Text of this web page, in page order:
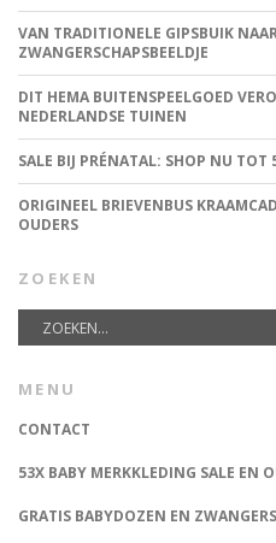
VAN TRADITIONELE GIPSBUIK
ZWANGERSCHAPSBEELDJE
DIT HEMA BUITENSPEELGOED
NEDERLANDSE TUINEN
SALE BIJ PRÉNATAL: SHOP NU TOT
ORIGINEEL BRIEVENBUS
OUDERS
ZOEKEN
MENU
CONTACT
53X BABY MERKKLEDING SALE EN
GRATIS BABYDOZEN EN